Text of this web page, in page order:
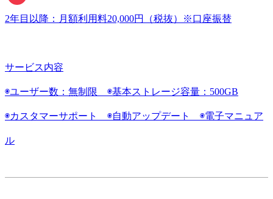
2年目以降：月額利用料20,000円（税抜）※口座振替
サービス内容
◉ユーザー数：無制限 ◉基本ストレージ容量：500GB
◉カスタマーサポート ◉自動アップデート ◉電子マニュア
ル